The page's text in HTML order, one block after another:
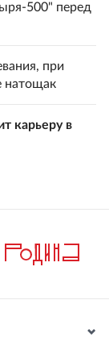
500" перед
при
натощак
карьеру в